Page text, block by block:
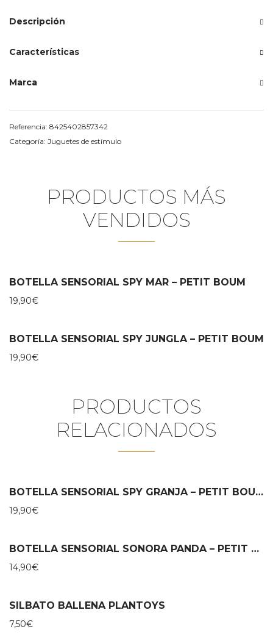
Descripción
Características
Marca
Referencia: 8425402857342
Categoría: Juguetes de estímulo
PRODUCTOS MÁS
VENDIDOS
BOTELLA SENSORIAL SPY MAR – PETIT BOUM
19,90€
BOTELLA SENSORIAL SPY JUNGLA – PETIT BOUM
19,90€
PRODUCTOS
RELACIONADOS
BOTELLA SENSORIAL SPY GRANJA – PETIT BOUM
19,90€
BOTELLA SENSORIAL SONORA PANDA – PETIT BOUM
14,90€
SILBATO BALLENA PLANTOYS
7,50€